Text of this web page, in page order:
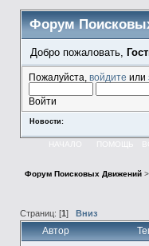
Форум
Добро пожаловать,
Пожалуйста, войдите или
Войти
Новости:
НАЧАЛО ПОМОЩЬ
Форум Поисковых Движений>
Страниц: [1 ] Вниз
Автор